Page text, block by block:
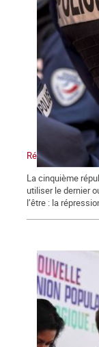
Répression,
La cinquième
utiliser le dernier
l’être : la